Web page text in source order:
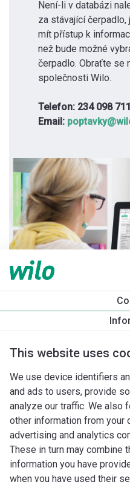
This website uses
We use device identifiers
and ads to users, provide
analyze our traffic. We also
other information from your
advertising and analytics
These in turn may combine
information you have
when you have used their
Není-li v databázi
za stávající
mít přístup k
než bude možné
čerpadlo. Obraťte se
společnosti Wilo.
Telefon: 234 098 711
Email: